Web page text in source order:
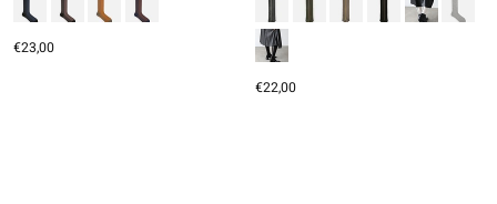
€23,00
€22,00